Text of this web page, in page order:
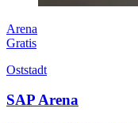
Arena
Gratis
Oststadt
SAP Arena